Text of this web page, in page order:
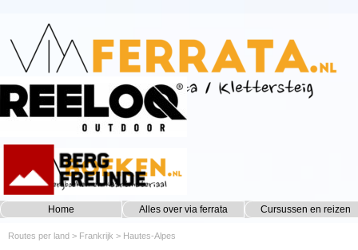
Home Alles over via ferrata ▼
Cursussen en reizen
Routes per land > Frankrijk > Hautes-Alpes